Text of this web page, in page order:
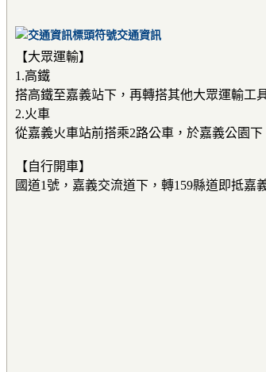
交通資訊
【大眾運輸】
1.高鐵
搭高鐵至嘉義站下，再轉搭其他大眾運輸工
2.火車
從嘉義火車站前搭乘2路公車，於嘉義公園下
【自行開車】
國道1號，嘉義交流道下，轉159縣道即抵嘉